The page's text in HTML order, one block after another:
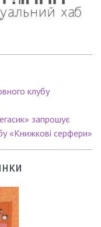
клубу
запрошує
«Книжкові серфери»